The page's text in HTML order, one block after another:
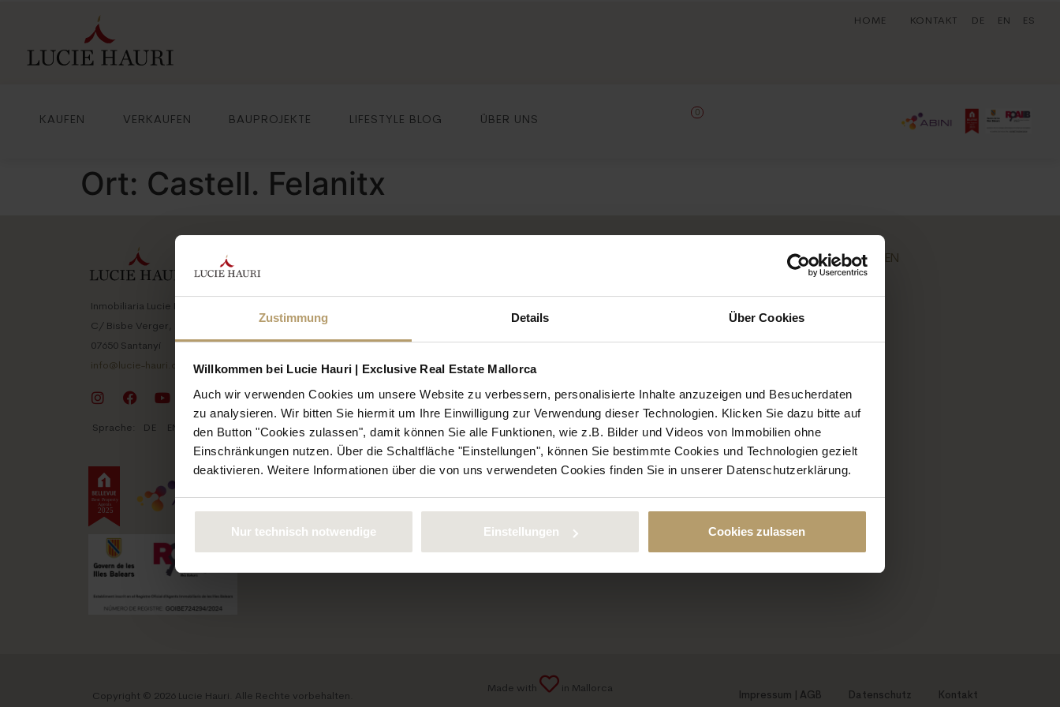
Zustimmung Details Über Cookies
Willkommen bei Lucie Hauri | Exclusive Real Estate Mallorca
Auch wir verwenden Cookies um unsere Website zu verbessern, personalisierte Inhalte anzuzeigen und Besucherdaten
zu analysieren. Wir bitten Sie hiermit um Ihre Einwilligung zur Verwendung dieser Technologien. Klicken Sie dazu bitte auf
den Button "Cookies zulassen", damit können Sie alle Funktionen, wie z.B. Bilder und Videos von Immobilien ohne
Einschränkungen nutzen. Über die Schaltfläche "Einstellungen", können Sie bestimmte Cookies und Technologien gezielt
deaktivieren. Weitere Informationen über die von uns verwendeten Cookies finden Sie in unserer Datenschutzerklärung.
Nur technisch notwendige Einstellungen Cookies zulassen
DE EN ES
HOME KONTAKT
KAUFEN VERKAUFEN BAUPROJEKTE LIFESTYLE BLOG ÜBER UNS 0
Ort: Castell. Felanitx
Inmobiliaria Lucie Hauri
C/ Bisbe Verger, 26
07650 Santanyí
info@lucie-hauri.com
Sprache: DE EN ES Reihenhaus | Doppelhaus
Wohnung | Apartment
Stadthaus | Dorfhaus
Immobilien 1. Meereslinie
BAUPROJEKTE
SON AMER – Cala Llombards
Garten- und Landschaftsgestaltung
BELIEBTE REGIONEN
Ses Salines
Copyright © 2026 Lucie Hauri. Alle Rechte vorbehalten.
Made with in Mallorca
Impressum | AGB Datenschutz Kontakt